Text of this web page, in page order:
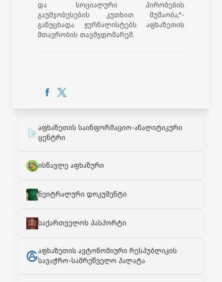
აფხაზეთის საინფორმაციო-ანალიტიკური
ცენტრი
ისწავლე აფხაზური
ნეიტრალური დოკუმენტი
საქართველოს პასპორტი
აფხაზეთის ავტონომიური რესპუბლიკის
სავაჭრო-სამრეწველო პალატა
და სოციალური პირობების
გაუმჯობესების კუთხით მუშაობა,"-
განუცხადა ჟურნალისტებს აფხაზეთის
მთავრობის თავმჯდომარემ.